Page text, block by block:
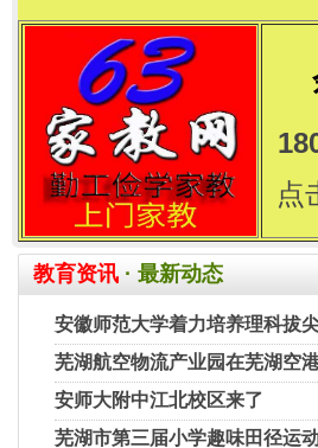
点
教育资讯 · 最新动态
安徽师范大学着力培养理科拔
芜湖航空物流产业园在芜湖空
安师大附中江北校区来了
芜湖市第三届小学趣味田径运